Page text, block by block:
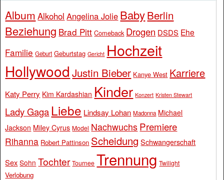
Album Alkohol Angelina Jolie BabyBerlin
Beziehung Brad Pitt Comeback Drogen DSDS Ehe
Familie Geburt Geburtstag Gericht Hochzeit
Hollywood Justin Bieber Kanye West Karriere
Katy Perry Kim Kardashian Kinder Konzert Kristen Stewart
Lady Gaga Liebe Lindsay Lohan Madonna Michael
Jackson Miley Cyrus Model Nachwuchs Premiere
Rihanna Robert Pattinson Scheidung Schwangerschaft
Sex Sohn Tochter Tournee Trennung Twilight
Verlobung